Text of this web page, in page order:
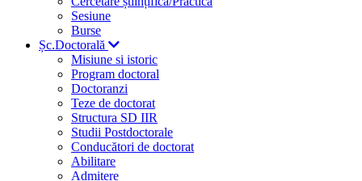
Sesiune
Burse
Șc.Doctorală
Misiune si istoric
Program doctoral
Doctoranzi
Teze de doctorat
Structura SD IIR
Studii Postdoctorale
Conducători de doctorat
Abilitare
Admitere